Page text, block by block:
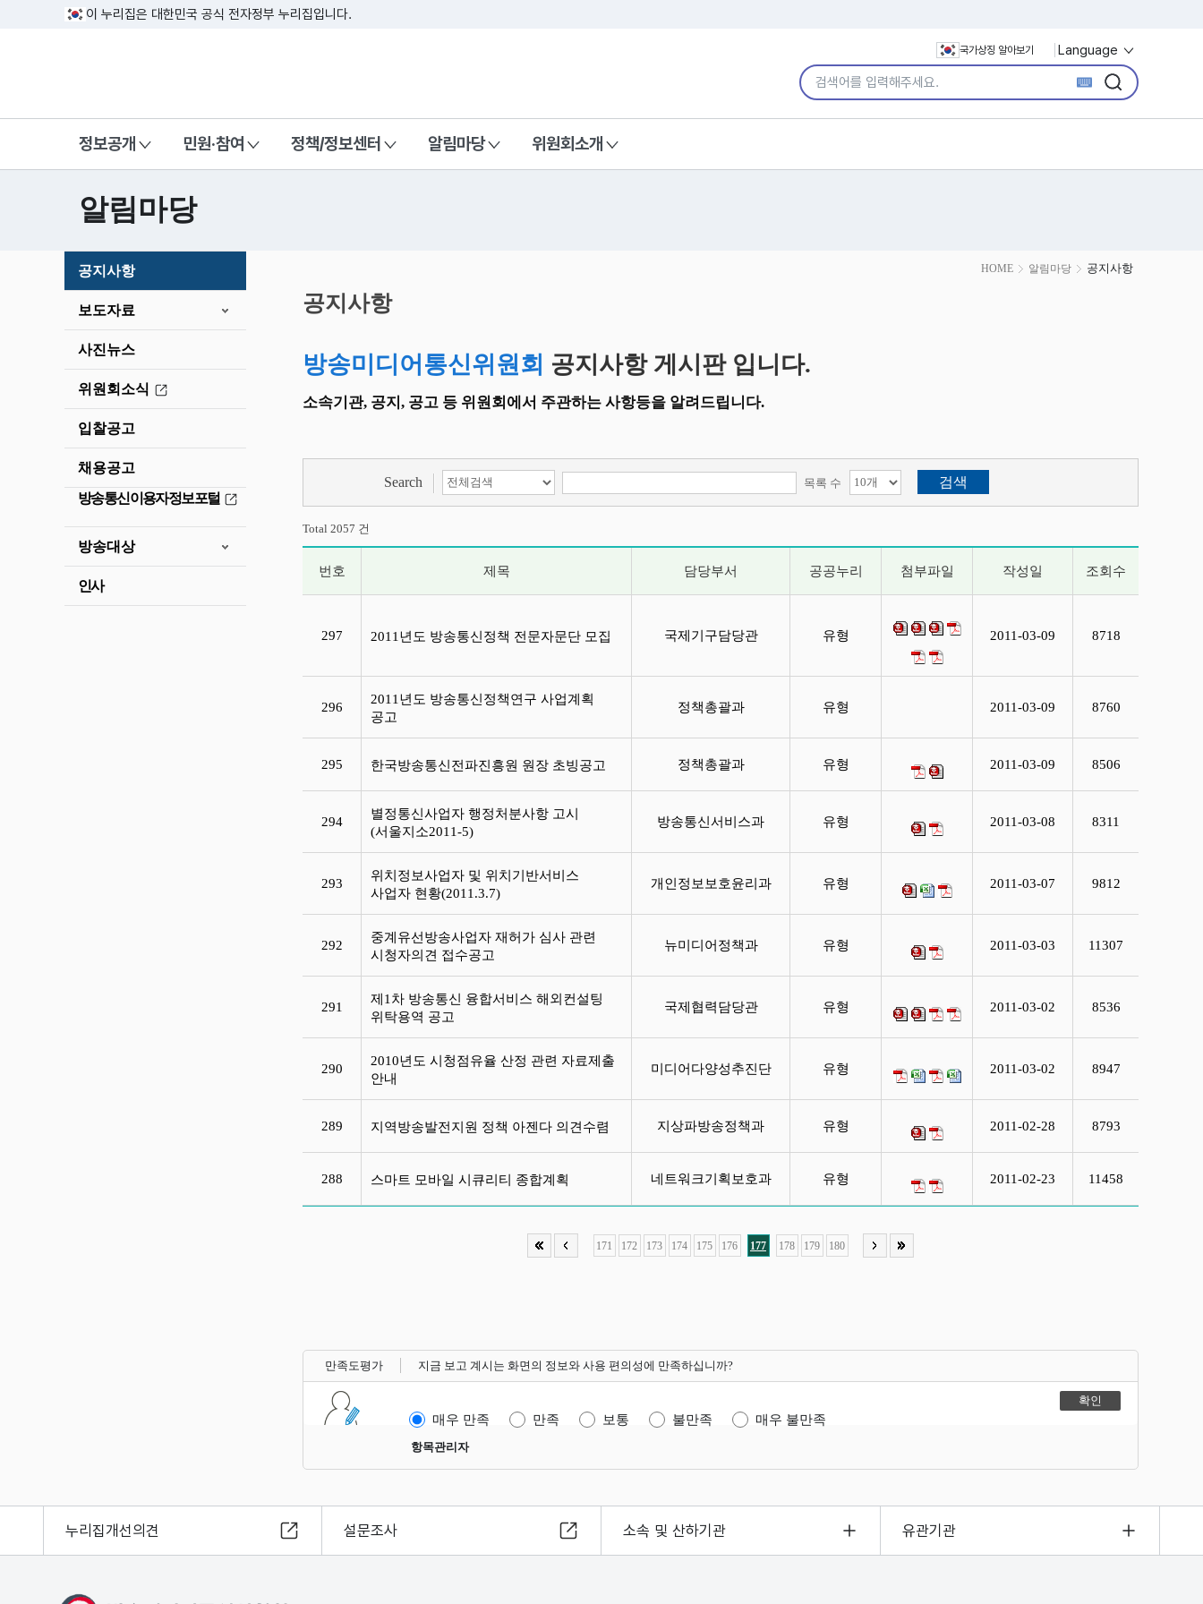
이 누리집은 대한민국 공식 전자정부 누리집입니다.
국가상징 알아보기 Language
통합검색어 입력
검색
검색
정보공개 민원·참여 정책/정보센터 알림마당 위원회소개
알림마당
공지사항
보도자료
사진뉴스
위원회소식
입찰공고
채용공고
방송통신이용자정보포털
방송대상
인사
HOME 알림마당 공지사항
시
작
공지사항
방송미디어통신위원회 공지사항 게시판 입니다.
소속기관, 공지, 공고 등 위원회에서 주관하는 사항등을 알려드립니다.
Search 검색 항목 선택 목록 수
Total 2057 건
번호 제목 담당부서 공공누리 첨부파일 작성일 조회수
297 2011년도 방송통신정책 전문자문단 모집 국제기구담당관 유형 2011-03-09 8718
296
2011년도 방송통신정책연구 사업계획
공고
정책총괄과 유형 2011-03-09 8760
295 한국방송통신전파진흥원 원장 초빙공고 정책총괄과 유형 2011-03-09 8506
294
별정통신사업자 행정처분사항 고시
(서울지소2011-5)
방송통신서비스과 유형 2011-03-08 8311
293
위치정보사업자 및 위치기반서비스
사업자 현황(2011.3.7)
개인정보보호윤리과 유형 2011-03-07 9812
292
중계유선방송사업자 재허가 심사 관련
시청자의견 접수공고
뉴미디어정책과 유형 2011-03-03 11307
291
제1차 방송통신 융합서비스 해외컨설팅
위탁용역 공고
국제협력담당관 유형 2011-03-02 8536
290
2010년도 시청점유율 산정 관련 자료제출
안내
미디어다양성추진단 유형 2011-03-02 8947
289 지역방송발전지원 정책 아젠다 의견수렴 지상파방송정책과 유형 2011-02-28 8793
288 스마트 모바일 시큐리티 종합계획 네트워크기획보호과 유형 2011-02-23 11458
171 172 173 174 175 176 177 178 179 180
만족도평가 지금 보고 계시는 화면의 정보와 사용 편의성에 만족하십니까?
매우 만족 만족 보통 불만족 매우 불만족
항목관리자
누리집개선의견 설문조사 소속 및 산하기관 유관기관